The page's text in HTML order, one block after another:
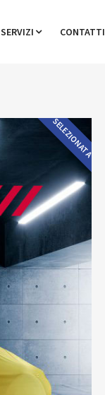
SERVIZI CONTATTI
SELEZIONATA